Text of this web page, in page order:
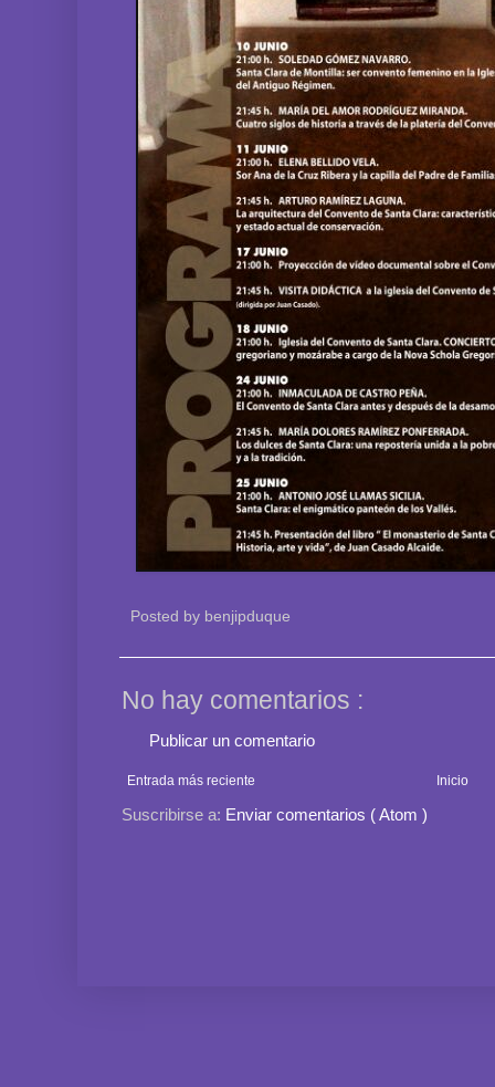
Posted by benjipduque
No hay comentarios :
Publicar un comentario
Entrada más reciente Inicio
Suscribirse a: Enviar comentarios ( Atom )